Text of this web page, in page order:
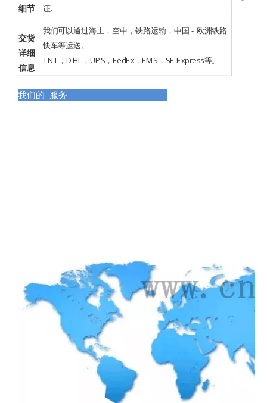
细节
证.
交货
详细
信息
我们可以通过海上，空中，铁路运输，中国 - 欧洲铁路
快车等运送。
TNT，DHL，UPS，FedEx，EMS，SF Express等。
我们的 服务